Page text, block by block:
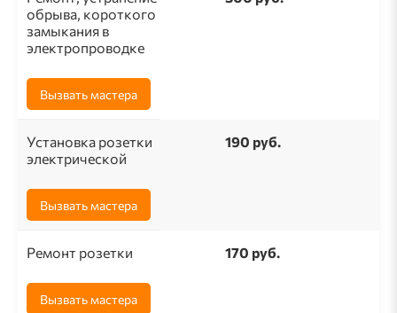
обрыва, короткого
замыкания в
электропроводке
Вызвать мастера
Установка розетки
электрической
190 pуб.
Вызвать мастера
Ремонт розетки 170 pуб.
Вызвать мастера